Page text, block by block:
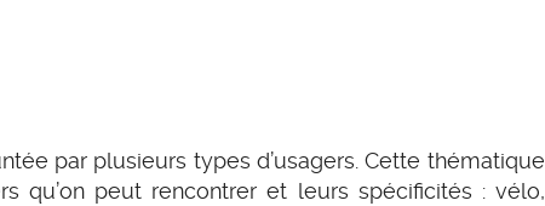
par plusieurs types d’usagers. Cette thématique
qu’on peut rencontrer et leurs spécificités : vélo,